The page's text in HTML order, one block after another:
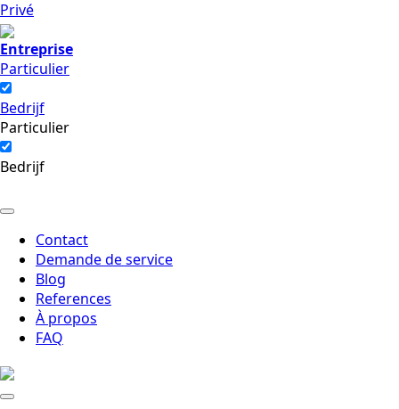
Privé
Entreprise
Particulier
Bedrijf
Particulier
Bedrijf
Contact
Demande de service
Blog
References
À propos
FAQ